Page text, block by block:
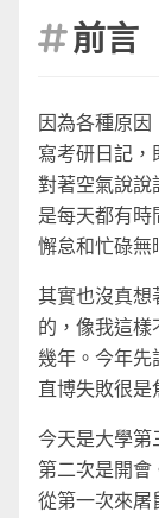
前言
因為各種原因
寫考研日記，
對著空氣說說
是每天都有
懈怠和忙碌無
其實也沒真想
的，像我這
幾年。今年先
直博失敗很是
今天是大學第
第二次是開會
從第一次來屠